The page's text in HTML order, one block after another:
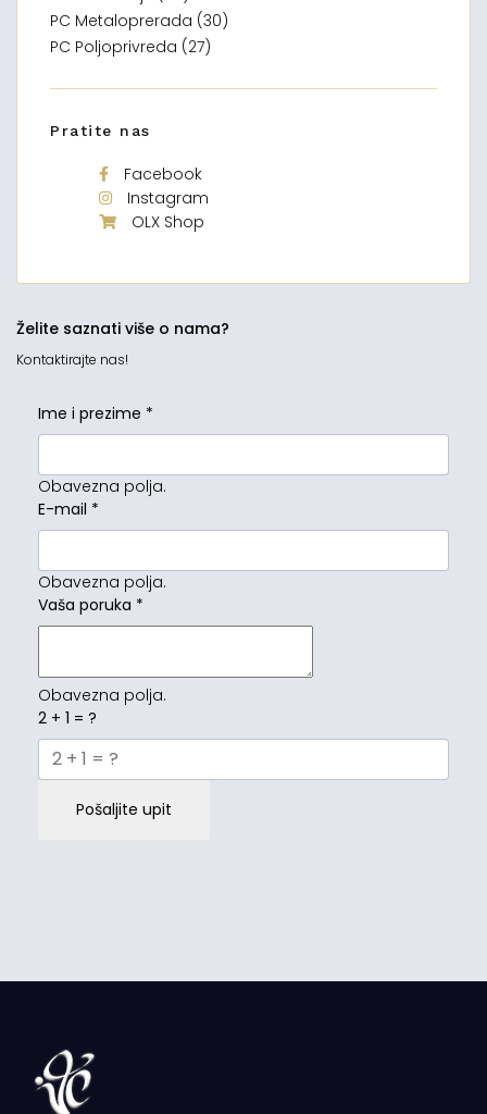
PC Metaloprerada (30)
PC Poljoprivreda (27)
Pratite nas
Facebook
Instagram
OLX Shop
Želite saznati više o nama?
Kontaktirajte nas!
Ime i prezime *
Obavezna polja.
E-mail *
Obavezna polja.
Vaša poruka *
Obavezna polja.
2 + 1 = ?
Pošaljite upit